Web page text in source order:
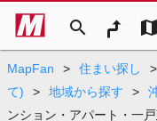
search map
MapFan > 住まい探し >
て)
> 地域から探す >
ンション・アパート・一